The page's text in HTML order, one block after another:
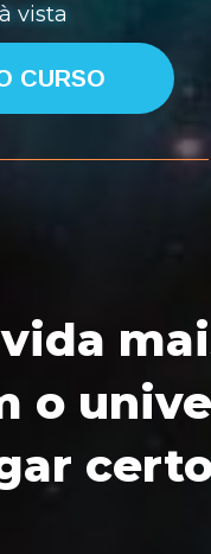
CURSO
à vista
o